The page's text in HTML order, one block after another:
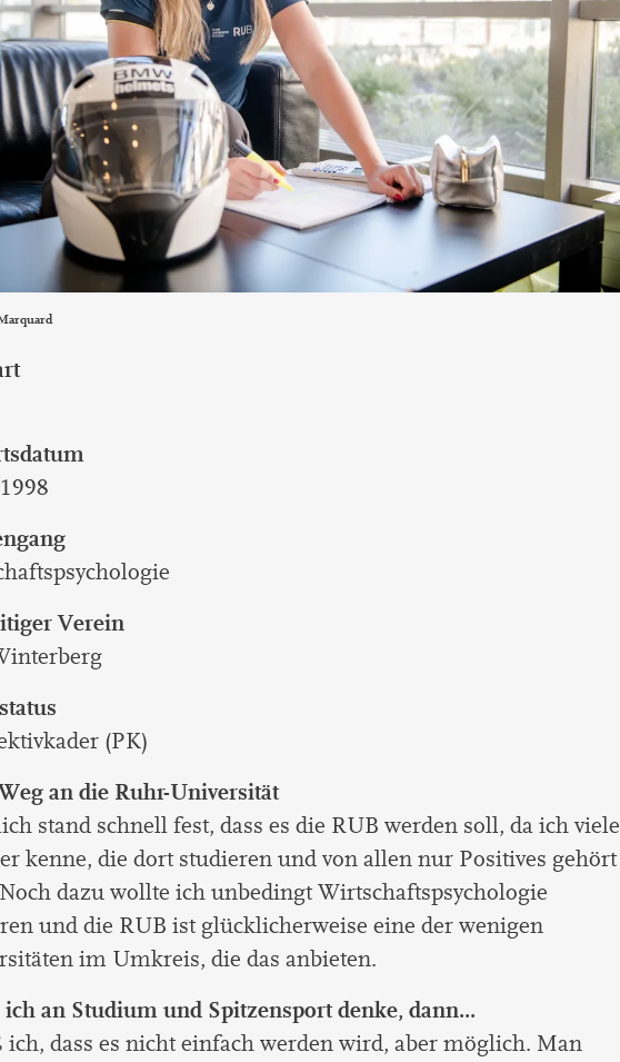
international students
Verein
(PK)
an die Ruhr-Universität
stand schnell fest, dass es die RUB werden soll, da ich viele
kenne, die dort studieren und von allen nur Positives gehört
dazu wollte ich unbedingt Wirtschaftspsychologie
und die RUB ist glücklicherweise eine der wenigen
im Umkreis, die das anbieten.
an Studium und Spitzensport denke, dann...
ich, dass es nicht einfach werden wird, aber möglich. Man